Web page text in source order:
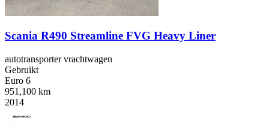
Scania R490 Streamline FVG Heavy Liner
autotransporter vrachtwagen
Gebruikt
Euro 6
951,100 km
2014